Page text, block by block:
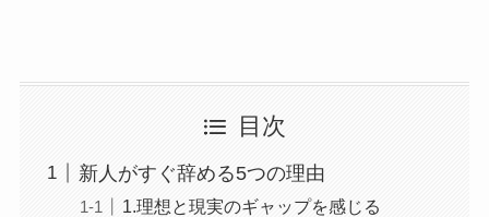
目次
新人がすぐ辞める5つの理由
1.理想と現実のギャップを感じる